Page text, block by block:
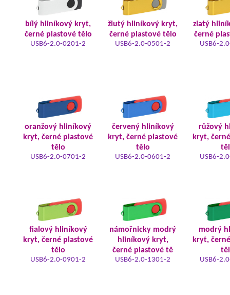
bílý hliníkový kryt,
černé plastové tělo
USB6-2.0-0201-2
žlutý hliníkový kryt,
černé plastové tělo
USB6-2.0-0501-2
zlatý
černé
USB6-
oranžový hliníkový
kryt, černé plastové
tělo
USB6-2.0-0701-2
červený hliníkový
kryt, černé plastové
tělo
USB6-2.0-0601-2
růžový
kryt,
USB6-
fialový hliníkový
kryt, černé plastové
tělo
USB6-2.0-0901-2
námořnicky modrý
hliníkový kryt,
černé plastové tě
USB6-2.0-1301-2
modrý
kryt,
USB6-